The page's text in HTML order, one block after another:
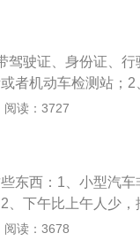
即上线检测，上线
着合格表到指定窗口
保贴时，要各交一
60天进行，合理安
要查询一下有没有
驾驶证、身份证、
者机动车检测站；
全部交给工作人员
即上线检测，上线
着合格表到指定窗口
保贴时，要各交一
60天进行，合理安
要查询一下有没有
阅读：3727
东西：1、小型汽
、下午比上午人少
检查通过后会给一
阅读：3678